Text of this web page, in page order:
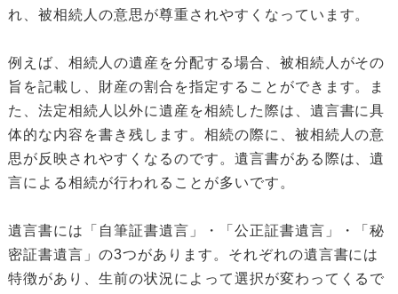
れ、被相続人の意思が尊重されやすくなっています。
例えば、相続人の遺産を分配する場合、被相続人がその
旨を記載し、財産の割合を指定することができます。ま
た、法定相続人以外に遺産を相続した際は、遺言書に具
体的な内容を書き残します。相続の際に、被相続人の意
思が反映されやすくなるのです。遺言書がある際は、遺
言による相続が行われることが多いです。
遺言書には「自筆証書遺言」・「公正証書遺言」・「秘
密証書遺言」の3つがあります。それぞれの遺言書には
特徴があり、生前の状況によって選択が変わってくるで